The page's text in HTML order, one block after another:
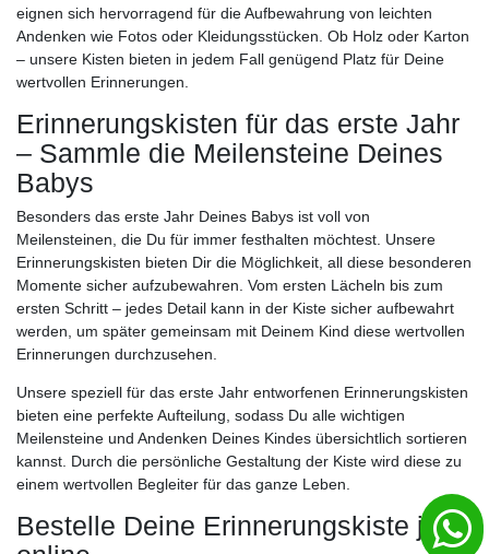
eignen sich hervorragend für die Aufbewahrung von leichten
Andenken wie Fotos oder Kleidungsstücken. Ob Holz oder Karton
– unsere Kisten bieten in jedem Fall genügend Platz für Deine
wertvollen Erinnerungen.
Erinnerungskisten für das erste Jahr
– Sammle die Meilensteine Deines
Babys
Besonders das erste Jahr Deines Babys ist voll von
Meilensteinen, die Du für immer festhalten möchtest. Unsere
Erinnerungskisten bieten Dir die Möglichkeit, all diese besonderen
Momente sicher aufzubewahren. Vom ersten Lächeln bis zum
ersten Schritt – jedes Detail kann in der Kiste sicher aufbewahrt
werden, um später gemeinsam mit Deinem Kind diese wertvollen
Erinnerungen durchzusehen.
Unsere speziell für das erste Jahr entworfenen Erinnerungskisten
bieten eine perfekte Aufteilung, sodass Du alle wichtigen
Meilensteine und Andenken Deines Kindes übersichtlich sortieren
kannst. Durch die persönliche Gestaltung der Kiste wird diese zu
einem wertvollen Begleiter für das ganze Leben.
Bestelle Deine Erinnerungskiste jetzt